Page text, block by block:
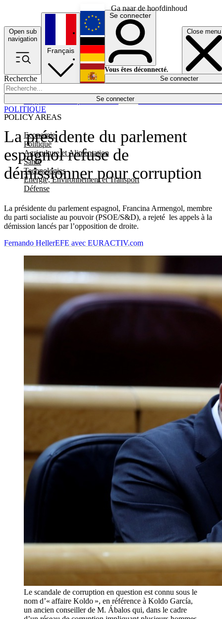
Ga naar de hoofdinhoud
Open sub
navigation
Close menu
Recherche
Se connecter
POLICY AREAS
Economie
Politique
Agriculture et Alimentation
Santé
Technologies
Energie, Environnement et Transport
Défense
Économie
Français
English
Deutsch
Español
Se connecter
Vous êtes déconnecté.
Se connecter
La présidente du parlement
espagnol refuse de
démissionner pour corruption
La présidente du parlement espagnol, Francina Armengol, membre
du parti socialiste au pouvoir (PSOE/S&D), a rejeté les appels à la
démission lancés par l’opposition de droite.
POLITIQUE
Fernando HellerEFE avec EURACTIV.com
Le scandale de corruption en question est connu sous le
nom d’« affaire Koldo », en référence à Koldo García,
un ancien conseiller de M. Ábalos qui, dans le cadre